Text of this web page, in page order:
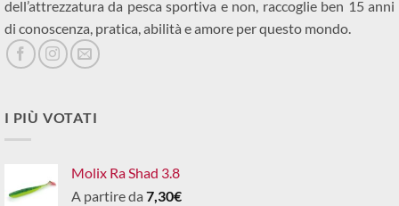
dell’attrezzatura da pesca sportiva e non, raccoglie ben 15 anni
di conoscenza, pratica, abilità e amore per questo mondo.
I PIÙ VOTATI
Molix Ra Shad 3.8
A partire da 7,30€